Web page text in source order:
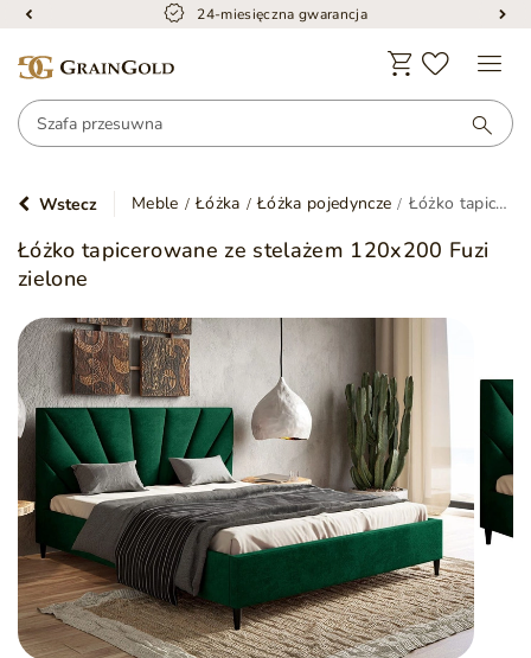
24-miesięczna gwarancja
Wstecz Meble Łóżka Łóżka pojedyncze Łóżko tapicerowane ze stelażem 120x200 Fuzi zielone
Łóżko tapicerowane ze stelażem 120x200 Fuzi
zielone